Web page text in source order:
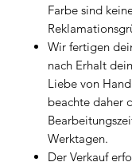
Farbe sind
Wir fertigen
nach Erhalt
Liebe von
beachte daher
Werktagen.
Der Verkauf